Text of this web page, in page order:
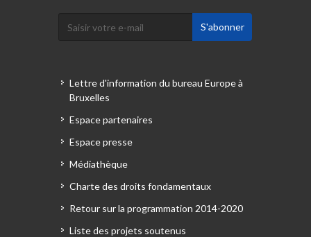
Lettre d'information du bureau Europe à
Bruxelles
Espace partenaires
Espace presse
Médiathèque
Charte des droits fondamentaux
Retour sur la programmation 2014-2020
Liste des projets soutenus